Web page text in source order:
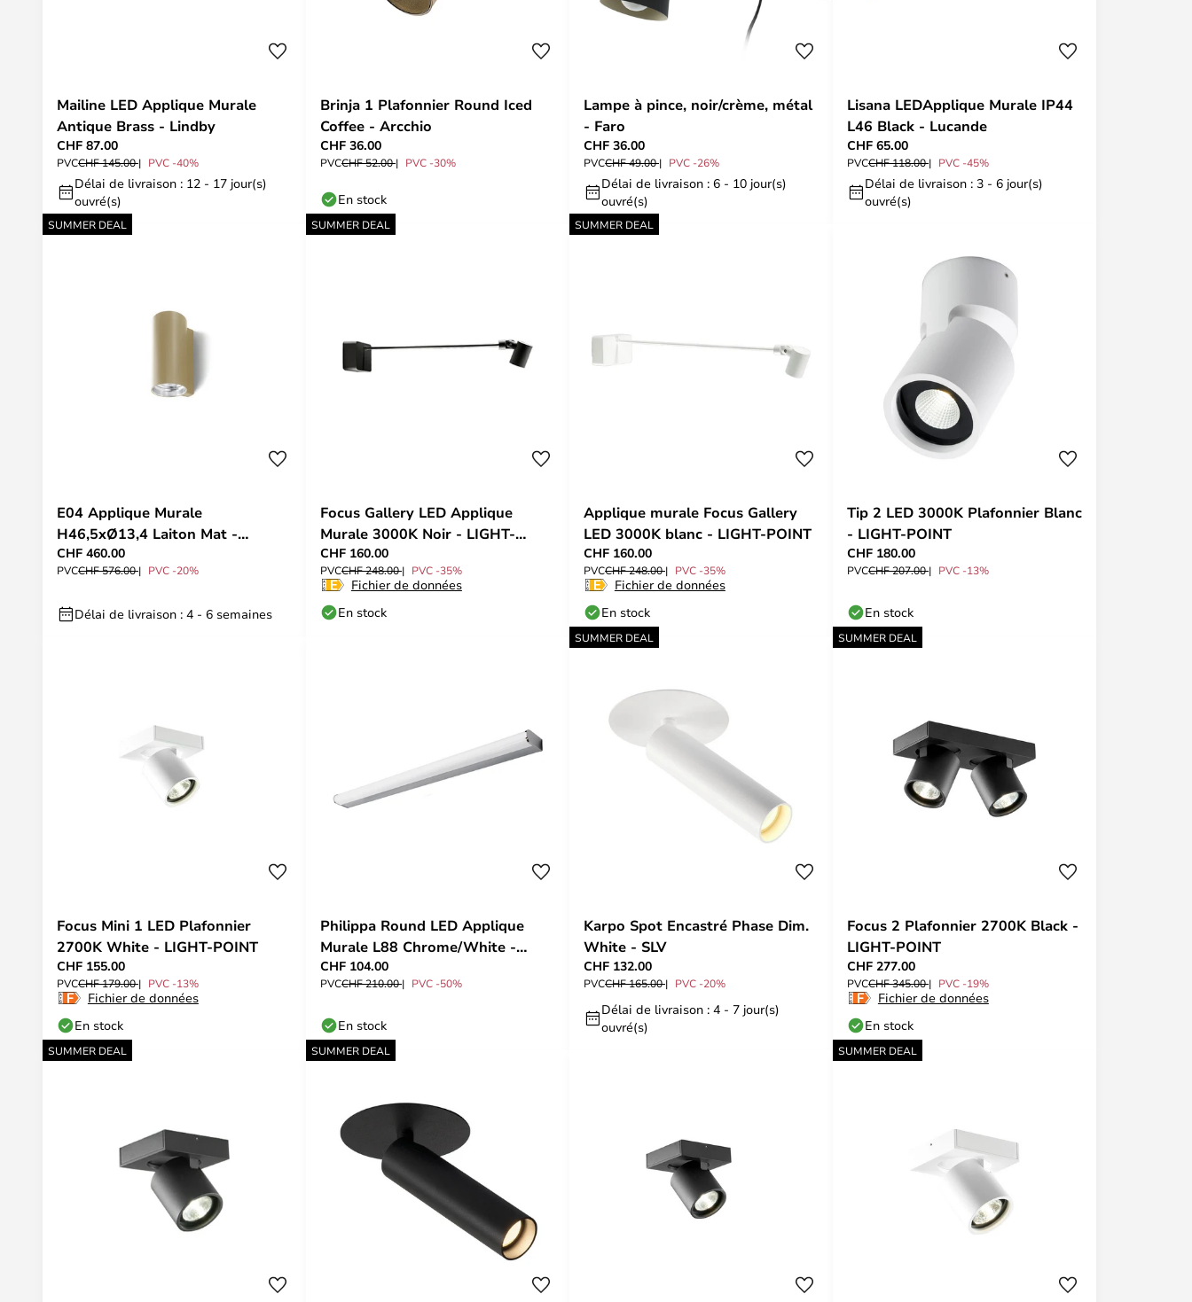
Mailine LED Applique Murale
Antique Brass - Lindby
CHF 87.00
PVCCHF 145.00 PVC -40%
Délai de livraison : 12 - 17 jour(s)
ouvré(s)
Brinja 1 Plafonnier Round Iced
Coffee - Arcchio
CHF 36.00
PVCCHF 52.00 PVC -30%
En stock
Lampe à pince, noir/crème, métal
- Faro
CHF 36.00
PVCCHF 49.00 PVC -26%
Délai de livraison : 6 - 10 jour(s)
ouvré(s)
Lisana LEDApplique Murale IP44
L46 Black - Lucande
CHF 65.00
PVCCHF 118.00 PVC -45%
Délai de livraison : 3 - 6 jour(s)
ouvré(s)
SUMMER DEAL
E04 Applique Murale
H46,5xØ13,4 Laiton Mat -
Luceplan
CHF 460.00
PVCCHF 576.00 PVC -20%
Délai de livraison : 4 - 6 semaines
SUMMER DEAL
Focus Gallery LED Applique
Murale 3000K Noir - LIGHT-
POINT
CHF 160.00
PVCCHF 248.00 PVC -35%
Fichier de données
En stock
SUMMER DEAL
Applique murale Focus Gallery
LED 3000K blanc - LIGHT-POINT
CHF 160.00
PVCCHF 248.00 PVC -35%
Fichier de données
En stock
Tip 2 LED 3000K Plafonnier Blanc
- LIGHT-POINT
CHF 180.00
PVCCHF 207.00 PVC -13%
En stock
Focus Mini 1 LED Plafonnier
2700K White - LIGHT-POINT
CHF 155.00
PVCCHF 179.00 PVC -13%
Fichier de données
En stock
Philippa Round LED Applique
Murale L88 Chrome/White -
Lindby
CHF 104.00
PVCCHF 210.00 PVC -50%
En stock
SUMMER DEAL
Karpo Spot Encastré Phase Dim.
White - SLV
CHF 132.00
PVCCHF 165.00 PVC -20%
Délai de livraison : 4 - 7 jour(s)
ouvré(s)
SUMMER DEAL
Focus 2 Plafonnier 2700K Black -
LIGHT-POINT
CHF 277.00
PVCCHF 345.00 PVC -19%
Fichier de données
En stock
SUMMER DEAL SUMMER DEAL SUMMER DEAL